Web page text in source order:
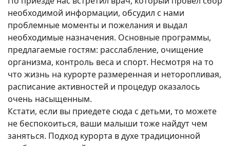
необходимой информации, обсудил с нами
проблемные моменты и пожелания и выдал
необходимые назначения. Основные программы,
предлагаемые гостям: расслабление, очищение
организма, контроль веса и спорт. Несмотря на то
что жизнь на курорте размеренная и неторопливая,
расписание активностей и процедур оказалось
очень насыщенным.
Кстати, если вы приедете сюда с детьми, то можете
не беспокоиться, ваши малыши тоже найдут чем
заняться. Подход курорта в духе традиционной